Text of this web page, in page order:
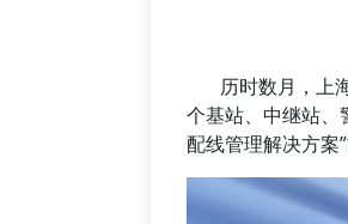
历时数月，上海
个基站、中继站、
配线管理解决方案